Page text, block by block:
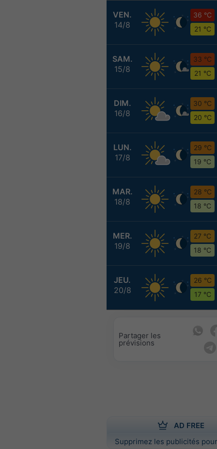
VEN.
14/8
36 °C
21 °C
SAM.
15/8
33 °C
21 °C
DIM.
16/8
30 °C
20 °C
LUN.
17/8
29 °C
19 °C
MAR.
18/8
28 °C
18 °C
MER.
19/8
27 °C
18 °C
JEU.
20/8
26 °C
17 °C
Partager les
prévisions
AD FREE
Supprimez les publicités